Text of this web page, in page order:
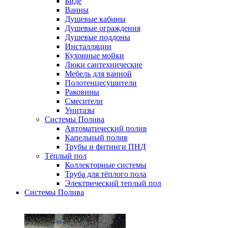
Ванны
Душевые кабины
Душевые ограждения
Душевые поддоны
Инсталляции
Кухонные мойки
Люки сантехнические
Мебель для ванной
Полотенцесушители
Раковины
Смесители
Унитазы
Системы Полива
Автоматический полив
Капельный полив
Трубы и фитинги ПНД
Тёплый пол
Коллекторные системы
Труба для тёплого пола
Электрический теплый пол
Системы Полива